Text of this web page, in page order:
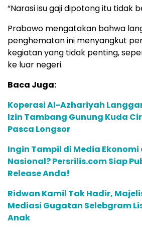
“Narasi isu gaji dipotong itu tidak
Prabowo mengatakan bahwa
penghematan ini menyangkut
kegiatan yang tidak penting,
ke luar negeri.
Baca Juga:
Koperasi Al-Azhariyah
Izin Tambang Gunung Kuda
Pasca Longsor
Ingin Tampil di Media Ekonomi
Nasional? Persrilis.com Siap
Release Anda!
Ridwan Kamil Tak Hadir,
Mediasi Gugatan Selebgram
Anak